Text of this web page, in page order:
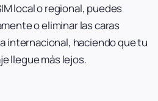
local o regional, puedes
o eliminar las caras
internacional, haciendo que tu
llegue más lejos.